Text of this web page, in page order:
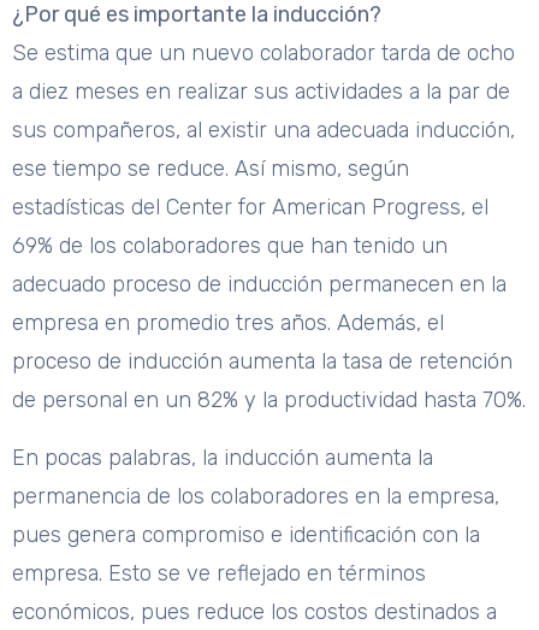
¿Por qué es importante la inducción?
Se estima que un nuevo colaborador tarda de ocho
a diez meses en realizar sus actividades a la par de
sus compañeros, al existir una adecuada inducción,
ese tiempo se reduce. Así mismo, según
estadísticas del Center for American Progress, el
69% de los colaboradores que han tenido un
adecuado proceso de inducción permanecen en la
empresa en promedio tres años. Además, el
proceso de inducción aumenta la tasa de retención
de personal en un 82% y la productividad hasta 70%.
En pocas palabras, la inducción aumenta la
permanencia de los colaboradores en la empresa,
pues genera compromiso e identificación con la
empresa. Esto se ve reflejado en términos
económicos, pues reduce los costos destinados a